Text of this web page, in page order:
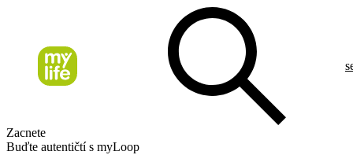
Zacnete
Buďte autentičtí s myLoop